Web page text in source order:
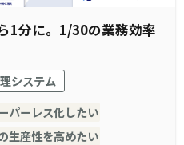
1分に。1/30の業務効率
システム
パーレス化したい
生産性を高めたい